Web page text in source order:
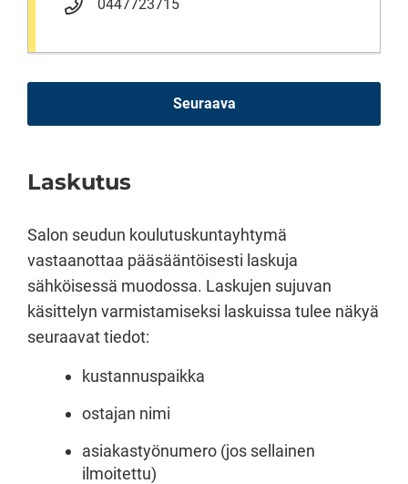
0447723715
Seuraava
Laskutus
Salon seudun koulutuskuntayhtymä
vastaanottaa pääsääntöisesti laskuja
sähköisessä muodossa. Laskujen sujuvan
käsittelyn varmistamiseksi laskuissa tulee näkyä
seuraavat tiedot:
kustannuspaikka
ostajan nimi
asiakastyönumero (jos sellainen
ilmoitettu)